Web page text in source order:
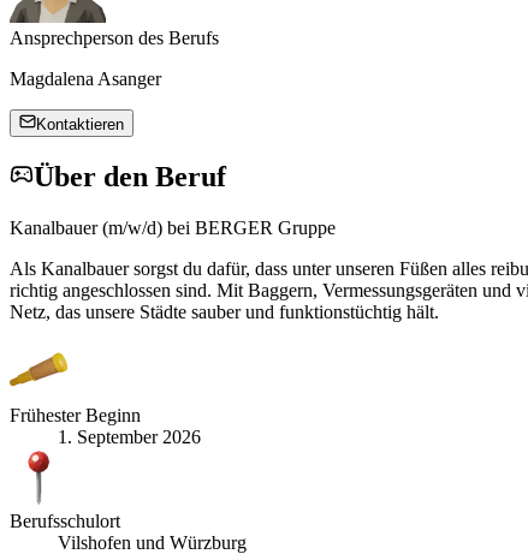
Ansprechperson des Berufs
Magdalena Asanger
Kontaktieren
Über den Beruf
Kanalbauer (m/w/d) bei BERGER Gruppe
Als Kanalbauer sorgst du dafür, dass unter unseren Füßen alles
richtig angeschlossen sind. Mit Baggern, Vermessungsgeräten
Netz, das unsere Städte sauber und funktionstüchtig hält.
Frühester Beginn
1. September 2026
Berufsschulort
Vilshofen und Würzburg